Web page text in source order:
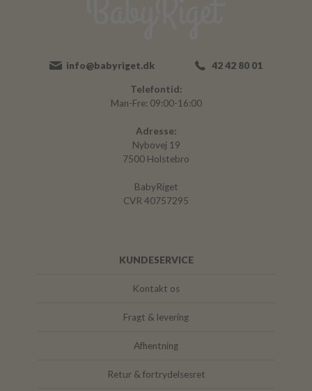
info@babyriget.dk 42 42 80 01
Telefontid:
Man-Fre: 09:00-16:00
Adresse:
Nybovej 19
7500 Holstebro
BabyRiget
CVR 40757295
KUNDESERVICE
Kontakt os
Fragt & levering
Afhentning
Retur & fortrydelsesret